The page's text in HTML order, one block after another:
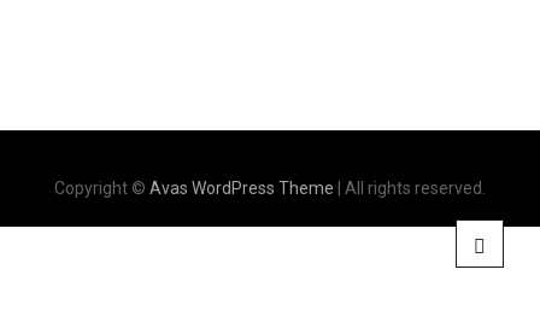
Copyright © Avas WordPress Theme | All rights reserved.